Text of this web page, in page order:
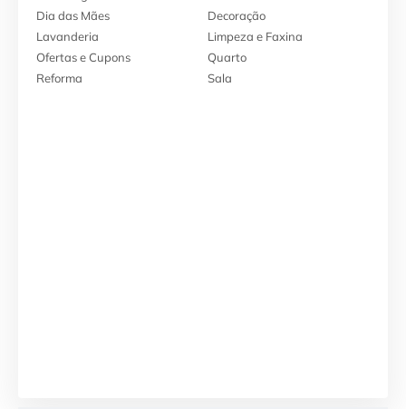
Dia das Mães
Decoração
Lavanderia
Limpeza e Faxina
Ofertas e Cupons
Quarto
Reforma
Sala